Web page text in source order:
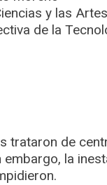
y las
de la
trataron de
la